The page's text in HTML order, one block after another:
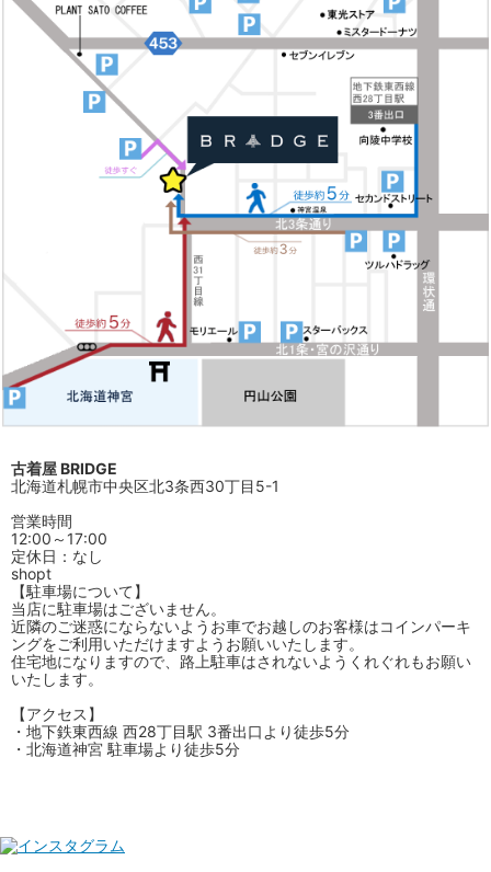
古着屋 BRIDGE
北海道札幌市中央区北3条西30丁目5-1
営業時間
12:00～17:00
定休日：なし
shopt
【駐車場について】
当店に駐車場はございません。
近隣のご迷惑にならないようお車でお越しのお客様はコインパーキ
ングをご利用いただけますようお願いいたします。
住宅地になりますので、路上駐車はされないようくれぐれもお願い
いたします。
【アクセス】
・地下鉄東西線 西28丁目駅 3番出口より徒歩5分
・北海道神宮 駐車場より徒歩5分